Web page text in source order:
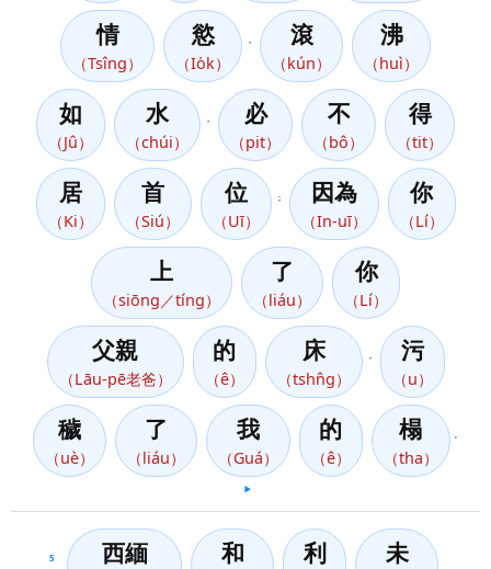
情
（Tsîng）
慾
（Io̍k）
滾
（kún）
沸
（huì）
如
（Jû）
水
（chúi）
必
（pit）
不
（bô）
得
（tit）
居
（Ki）
首
（Siú）
位
（Uī）
； 因為
（In-uī）
你
（Lí）
上
（siōng／tíng）
了
（liáu）
你
（Lí）
父親
（Lāu-pē老爸）
的
（ê）
床
（tshn̂g）
污
（u）
穢
（uè）
了
（liáu）
我
（Guá）
的
（ê）
榻
（tha）
▶️
5 西緬 和 利 未